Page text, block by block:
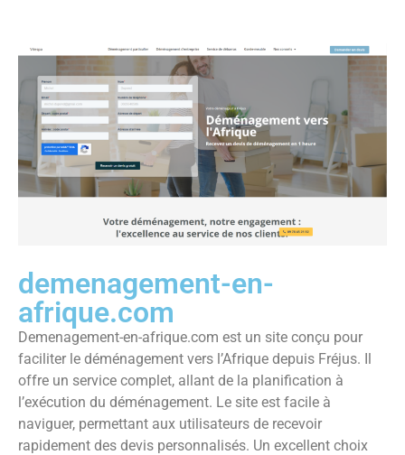
demenagement-en-
afrique.com
Demenagement-en-afrique.com est un site conçu pour
faciliter le déménagement vers l’Afrique depuis Fréjus. Il
offre un service complet, allant de la planification à
l’exécution du déménagement. Le site est facile à
naviguer, permettant aux utilisateurs de recevoir
rapidement des devis personnalisés. Un excellent choix